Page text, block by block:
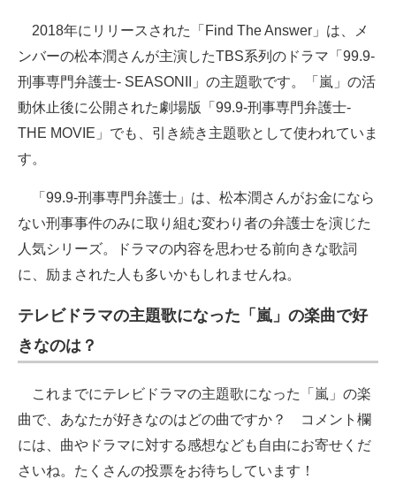
2018年にリリースされた「Find The Answer」は、メ
ンバーの松本潤さんが主演したTBS系列のドラマ「99.9-
刑事専門弁護士- SEASONII」の主題歌です。「嵐」の活
動休止後に公開された劇場版「99.9-刑事専門弁護士-
THE MOVIE」でも、引き続き主題歌として使われていま
す。
「99.9-刑事専門弁護士」は、松本潤さんがお金になら
ない刑事事件のみに取り組む変わり者の弁護士を演じた
人気シリーズ。ドラマの内容を思わせる前向きな歌詞
に、励まされた人も多いかもしれませんね。
テレビドラマの主題歌になった「嵐」の楽曲で好
きなのは？
これまでにテレビドラマの主題歌になった「嵐」の楽
曲で、あなたが好きなのはどの曲ですか？ コメント欄
には、曲やドラマに対する感想なども自由にお寄せくだ
さいね。たくさんの投票をお待ちしています！